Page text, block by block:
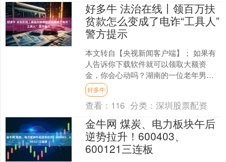
好多牛 法治在线丨领百万扶
贫款怎么变成了电诈“工具人”
警方提示
本文转自【央视新闻客户端】； 如果有
人告诉你下载软件就可以领取大额资
金，你会心动吗？湖南的一位老年男子
就遇到了这样的情况，对方告诉他只要
下载一款软件，就能申领所....
好多牛
查看： 116 分类：深圳股票配资
金牛网 煤炭、电力板块午后
逆势拉升！600403、
600121三连板